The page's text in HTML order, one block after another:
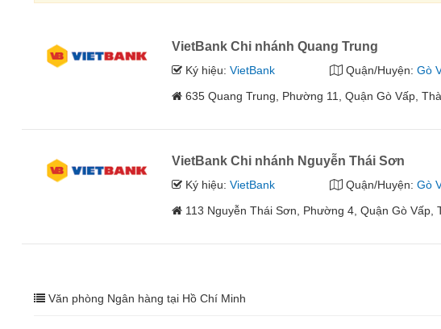
VietBank Chi nhánh Quang Trung
Ký hiệu:VietBank Quận/Huyện: Gò
635 Quang Trung, Phường 11, Quận Gò Vấp,
VietBank Chi nhánh Nguyễn Thái Sơn
Ký hiệu:VietBank Quận/Huyện: Gò
113 Nguyễn Thái Sơn, Phường 4, Quận Gò Vấp,
Văn phòng Ngân hàng tại Hồ Chí Minh